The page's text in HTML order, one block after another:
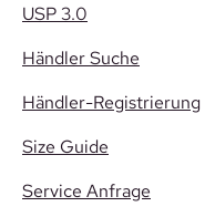
USP 3.0
Händler Suche
Händler-Registrierung
Size Guide
Service Anfrage